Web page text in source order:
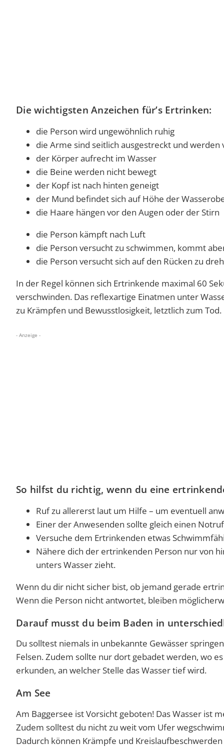
Die wichtigsten Anzeichen für’s Ertrinken:
die Person wird ungewöhnlich ruhig
die Arme sind seitlich ausgestreckt und werden
der Körper aufrecht im Wasser
die Beine werden nicht bewegt
der Kopf ist nach hinten geneigt
der Mund befindet sich auf Höhe der
die Haare hängen vor den Augen oder der Stirn
die Person kämpft nach Luft
die Person versucht zu schwimmen, kommt
die Person versucht sich auf den Rücken zu
In der Regel können sich Ertrinkende maximal 60
verschwinden. Das reflexartige Einatmen unter
zu Krämpfen und Bewusstlosigkeit, letztlich zum Tod.
- Anzeige -
So hilfst du richtig, wenn du eine
Ruf zu allererst laut um Hilfe – um eventuell
Einer der Anwesenden sollte gleich einen
Versuche dem Ertrinkenden etwas
Nähere dich der ertrinkenden Person nur von
unters Wasser zieht.
Wenn du dir nicht sicher bist, ob jemand gerade
Wenn die Person nicht antwortet, bleiben
Darauf musst du beim Baden in
Du solltest niemals in unbekannte Gewässer
Felsen. Zudem sollte nur dort gebadet werden, wo
erkunden, an welcher Stelle das Wasser tief wird.
Am See
Am Baggersee ist Vorsicht geboten! Das Wasser ist
Zudem solltest du nicht zu weit vom Ufer
Dadurch können Krämpfe und